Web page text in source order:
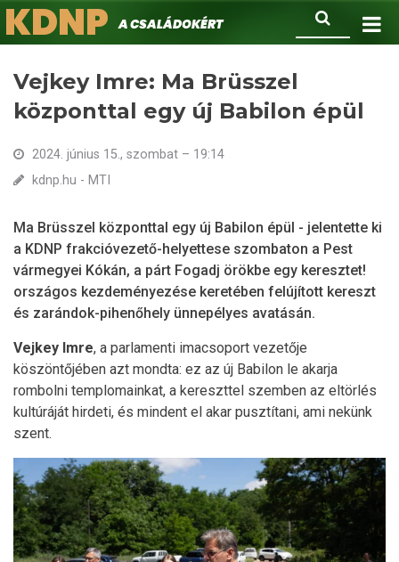
Ugrás
a
Keresés
KDNPA családokért.
Vejkey Imre: Ma Brüsszel
központtal egy új Babilon épül
2024. június 15., szombat – 19:14
kdnp.hu - MTI
Ma Brüsszel központtal egy új Babilon épül - jelentette ki
a KDNP frakcióvezető-helyettese szombaton a Pest
vármegyei Kókán, a párt Fogadj örökbe egy keresztet!
országos kezdeményezése keretében felújított kereszt
és zarándok-pihenőhely ünnepélyes avatásán.
Vejkey Imre, a parlamenti imacsoport vezetője
köszöntőjében azt mondta: ez az új Babilon le akarja
rombolni templomainkat, a kereszttel szemben az eltörlés
kultúráját hirdeti, és mindent el akar pusztítani, ami nekünk
szent.